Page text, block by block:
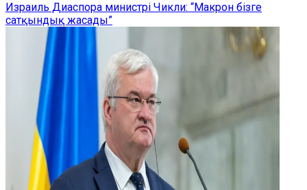
Израиль Диаспора министрі Чикли: “Макрон бізге
сатқындық жасады”